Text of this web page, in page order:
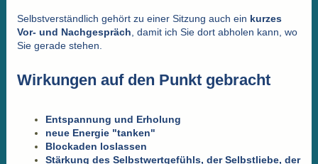
Selbstverständlich gehört zu einer Sitzung auch ein kurzes
Vor- und Nachgespräch , damit ich Sie dort abholen kann, wo
Sie gerade stehen.
Wirkungen auf den Punkt gebracht
Entspannung und Erholung
neue Energie "tanken"
Blockaden loslassen
Stärkung des Selbstwertgefühls, der Selbstliebe, der